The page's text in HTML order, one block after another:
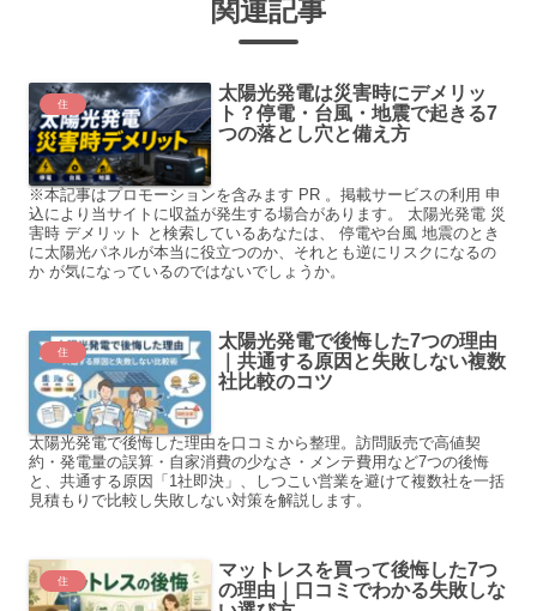
関連記事
住
太陽光発電は災害時にデメリッ
ト？停電・台風・地震で起きる7
つの落とし穴と備え方
※本記事はプロモーションを含みます PR 。掲載サービスの利用 申
込により当サイトに収益が発生する場合があります。 太陽光発電 災
害時 デメリット と検索しているあなたは、 停電や台風 地震のとき
に太陽光パネルが本当に役立つのか、それとも逆にリスクになるの
か が気になっているのではないでしょうか。
住
太陽光発電で後悔した7つの理由
｜共通する原因と失敗しない複数
社比較のコツ
太陽光発電で後悔した理由を口コミから整理。訪問販売で高値契
約・発電量の誤算・自家消費の少なさ・メンテ費用など7つの後悔
と、共通する原因「1社即決」、しつこい営業を避けて複数社を一括
見積もりで比較し失敗しない対策を解説します。
住
マットレスを買って後悔した7つ
の理由｜口コミでわかる失敗しな